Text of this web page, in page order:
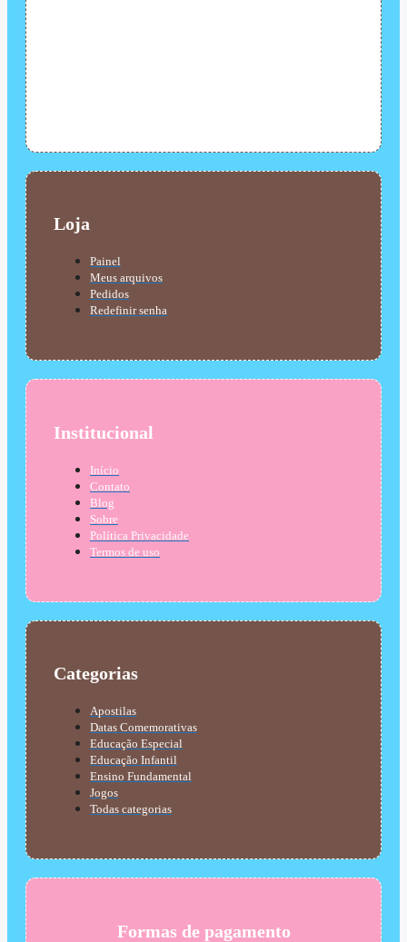
Loja
Painel
Meus arquivos
Pedidos
Redefinir senha
Institucional
Início
Contato
Blog
Sobre
Política Privacidade
Termos de uso
Categorias
Apostilas
Datas Comemorativas
Educação Especial
Educação Infantil
Ensino Fundamental
Jogos
Todas categorias
Formas de pagamento